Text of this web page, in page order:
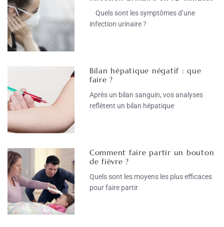
Quels sont les symptômes d’une
infection urinaire ?
Bilan hépatique négatif : que
faire ?
Après un bilan sanguin, vos analyses
reflètent un bilan hépatique
Comment faire partir un bouton
de fièvre ?
Quels sont les moyens les plus efficaces
pour faire partir